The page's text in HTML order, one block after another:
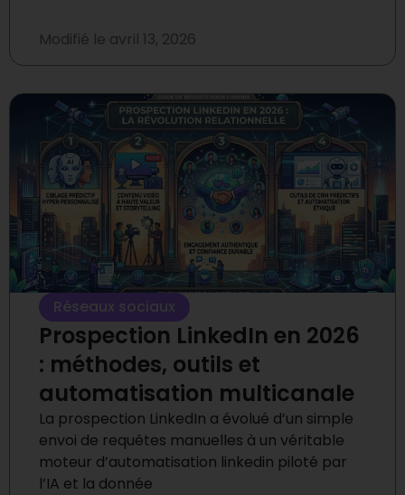
Modifié le avril 13, 2026
Réseaux sociaux
Prospection LinkedIn en 2026
: méthodes, outils et
automatisation multicanale
La prospection LinkedIn a évolué d’un simple
envoi de requêtes manuelles à un véritable
moteur d’automatisation linkedin piloté par
l’IA et la donnée